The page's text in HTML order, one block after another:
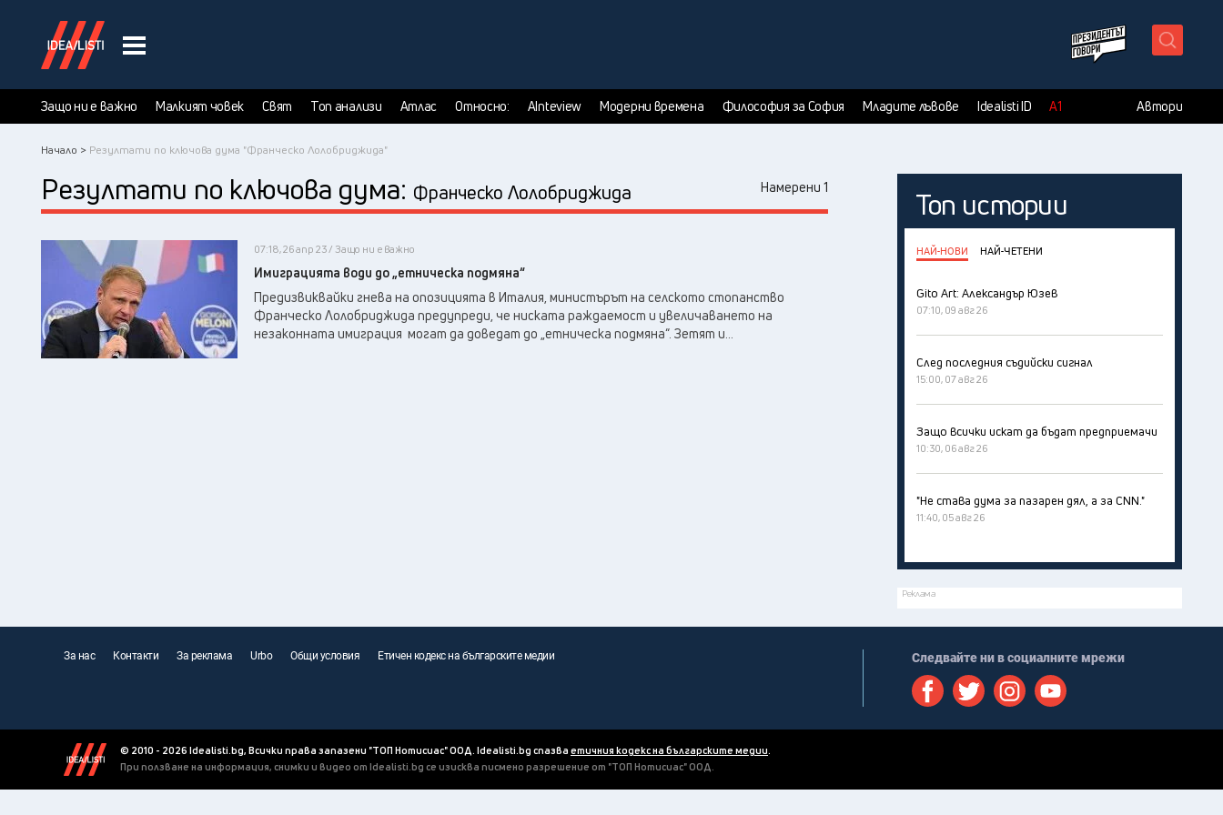
Защо ни е важно Малкият човек Свят Топ анализи Атлас Относно: AInteview Модерни времена Философия за София Младите лъвове Idealisti ID А1 Автори
Начало > Резултати по ключова дума "Франческо Лолобриджида"
Резултати по ключова дума: Франческо Лолобриджида Намерени 1
07:18, 26 апр 23 / Защо ни е важно
Имиграцията води до „етническа подмяна“
Предизвиквайки гнева на опозицията в Италия, министърът на селското стопанство
Франческо Лолобриджида предупреди, че ниската раждаемост и увеличаването на
незаконната имиграция могат да доведат до „етническа подмяна“. Зетят и...
Топ истории
НАЙ-НОВИ НАЙ-ЧЕТЕНИ
Gito Art: Александър Юзев
07:10, 09 авг 26
След последния съдийски сигнал
15:00, 07 авг 26
Защо всички искат да бъдат предприемачи
10:30, 06 авг 26
"Не става дума за пазарен дял, а за CNN."
11:40, 05 авг 26
Реклама
За нас Контакти За реклама Urbo Общи условия Етичен кодекс на българските медии Следвайте ни в социалните мрежи
© 2010 - 2026 Idealisti.bg, Всички права запазени "ТОП Нотисиас" ООД. Idealisti.bg спазва етичния кодекс на българските медии.
При ползване на информация, снимки и видео от Idealisti.bg се изисква писмено разрешение от "ТОП Нотисиас" ООД.